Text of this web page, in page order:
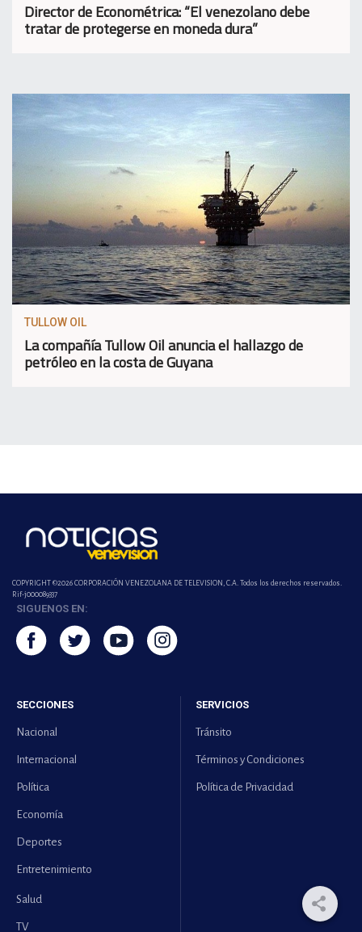
Director de Econométrica: “El venezolano debe
tratar de protegerse en moneda dura”
TULLOW OIL
La compañía Tullow Oil anuncia el hallazgo de
petróleo en la costa de Guyana
COPYRIGHT ©2026 CORPORACIÓN VENEZOLANA DE TELEVISION, C.A. Todos los derechos reservados.
Rif-j000089337
SIGUENOS EN:
SECCIONES
Nacional
Internacional
Política
Economía
Deportes
Entretenimiento
Salud
TV
SERVICIOS
Tránsito
Términos y Condiciones
Política de Privacidad